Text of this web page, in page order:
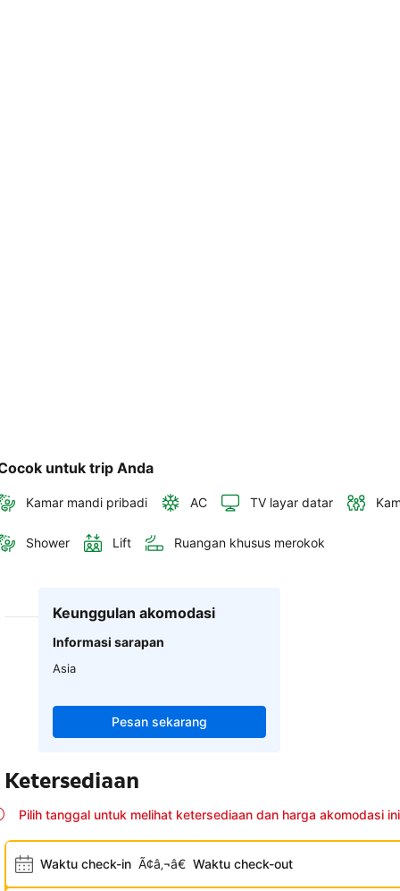
untuk trip Anda
Kamar mandi pribadi AC TV layar datar
Shower Lift Ruangan khusus merokok
Keunggulan akomodasi
Informasi sarapan
Asia
Pesan sekarang
Ketersediaan
Pilih tanggal untuk melihat ketersediaan dan harga akomodasi ini
Waktu check-in Ã¢â‚¬â€ Waktu check-out